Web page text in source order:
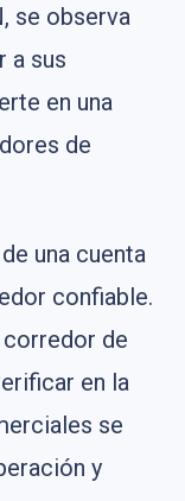
se observa
a sus
en una
de
una cuenta
confiable.
corredor de
en la
se
y